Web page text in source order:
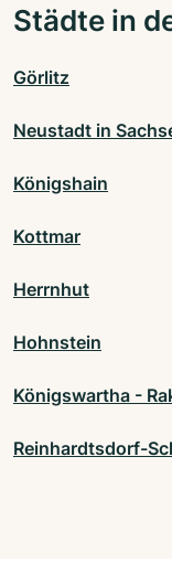
Städte in
Görlitz
Neustadt in
Königshain
Kottmar
Herrnhut
Hohnstein
Königswartha -
Reinhardtsdorf-